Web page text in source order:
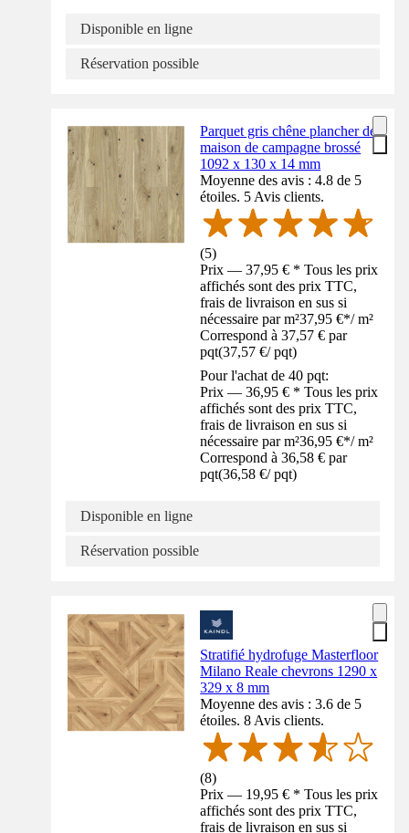
Disponible en ligne
Réservation possible
Parquet gris chêne plancher de
maison de campagne brossé
1092 x 130 x 14 mm
Moyenne des avis : 4.8 de 5
étoiles. 5 Avis clients.
(5)
Prix — 37,95 € * Tous les prix
affichés sont des prix TTC,
frais de livraison en sus si
nécessaire par m²37,95 €*/ m²
Correspond à 37,57 € par
pqt(37,57 €/ pqt)
Pour l'achat de 40 pqt:
Prix — 36,95 € * Tous les prix
affichés sont des prix TTC,
frais de livraison en sus si
nécessaire par m²36,95 €*/ m²
Correspond à 36,58 € par
pqt(36,58 €/ pqt)
Disponible en ligne
Réservation possible
Stratifié hydrofuge Masterfloor
Milano Reale chevrons 1290 x
329 x 8 mm
Moyenne des avis : 3.6 de 5
étoiles. 8 Avis clients.
(8)
Prix — 19,95 € * Tous les prix
affichés sont des prix TTC,
frais de livraison en sus si